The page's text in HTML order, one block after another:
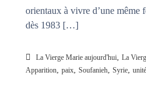
o
d
i
a
q
u
orientaux à vivre d’une même
dès 1983 […]
La Vierge Marie aujourd'hui, La
Apparition, paix, Soufanieh, Syrie, unité